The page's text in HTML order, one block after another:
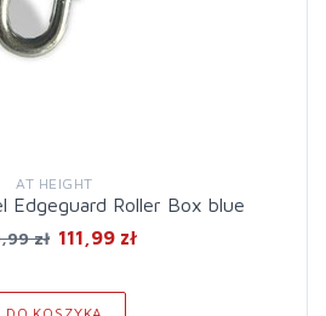
AT HEIGHT
Edgeguard Roller Box blue
zł 111,99 zł